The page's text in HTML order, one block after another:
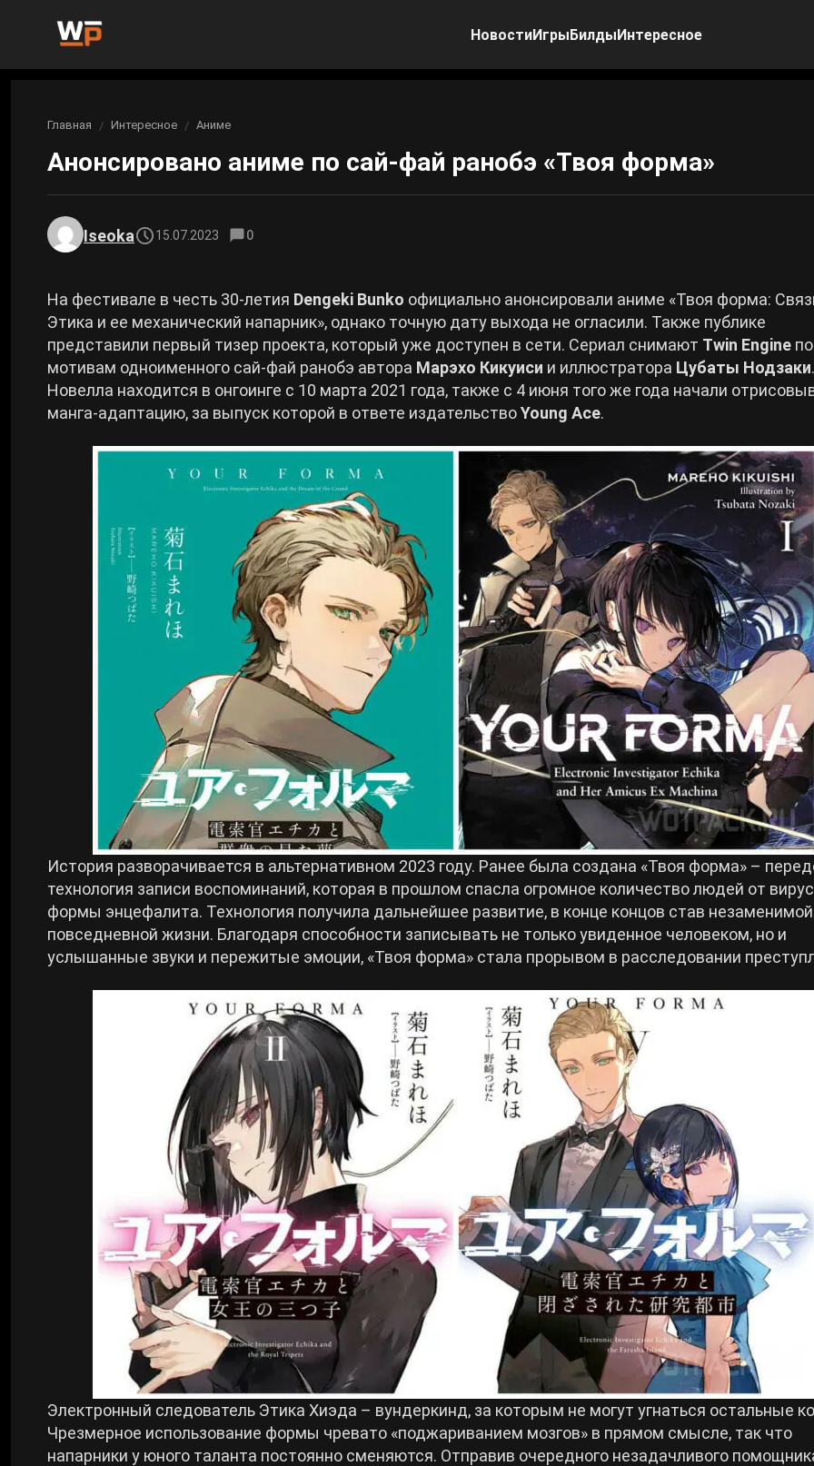
НовостиИгрыБилдыИнтересное
Новости Genshin Impact
Новости Honkai: Star Rail
Новости Zenless Zone Zero
Genshin Impact
Honkai: Star Rail
Neverness to Everness
Gothic 1 Remake
Arknights: Endfield
Kingdom Come: Deliverance 2
Path of Exile 2
Hogwarts Legacy
Cyberpunk 2077
Все игры
Билды Genshin Impact
Билды Zenless Zone Zero
Билды Neverness to Everness
Билды Arknights: Endfield
Билды Cyberpunk 2077
Билды Path of Exile 2
Интересное
Аниме
Фильмы и сериалы
Вы здесь:
Главная Интересное Аниме
Анонсировано аниме по сай-фай ранобэ «Твоя форма»
Iseoka 15.07.2023 0
На фестивале в честь 30-летия Dengeki Bunko официально анонсировали аниме «Твоя форма:
Этика и ее механический напарник», однако точную дату выхода не огласили. Также публике
представили первый тизер проекта, который уже доступен в сети. Сериал снимают Twin Engine по
мотивам одноименного сай-фай ранобэ автора Марэхо Кикуиси и иллюстратора Цубаты Нодзаки.
Новелла находится в онгоинге с 10 марта 2021 года, также с 4 июня того же года начали
манга-адаптацию, за выпуск которой в ответе издательствоYoung Ace.
История разворачивается в альтернативном 2023 году. Ранее была создана «Твоя форма» –
технология записи воспоминаний, которая в прошлом спасла огромное количество людей от
формы энцефалита. Технология получила дальнейшее развитие, в конце концов став
повседневной жизни. Благодаря способности записывать не только увиденное человеком, но и
услышанные звуки и пережитые эмоции, «Твоя форма» стала прорывом в расследовании
Электронный следователь Этика Хиэда – вундеркинд, за которым не могут угнаться остальные
Чрезмерное использование формы чревато «поджариванием мозгов» в прямом смысле, так что
напарники у юного таланта постоянно сменяются. Отправив очередного незадачливого